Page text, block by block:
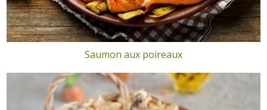
Saumon aux poireaux